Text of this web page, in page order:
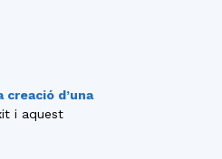
d’una
i aquest